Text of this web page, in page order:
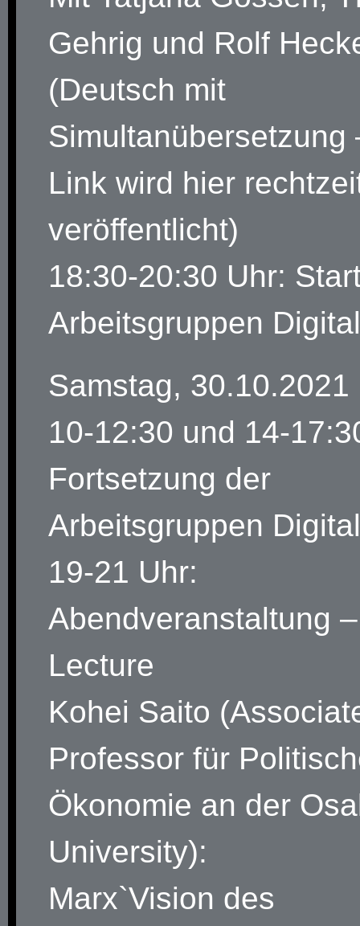
Gehrig und Rolf
(Deutsch mit
Simultanübersetzung
Link wird hier
veröffentlicht)
18:30-20:30 Uhr:
Arbeitsgruppen Digital
Samstag, 30.10.2021
10-12:30 und 14-
Fortsetzung der
Arbeitsgruppen Digital
19-21 Uhr:
Abendveranstaltung
Lecture
Kohei Saito
Professor für
Ökonomie an der
University):
Marx`Vision des